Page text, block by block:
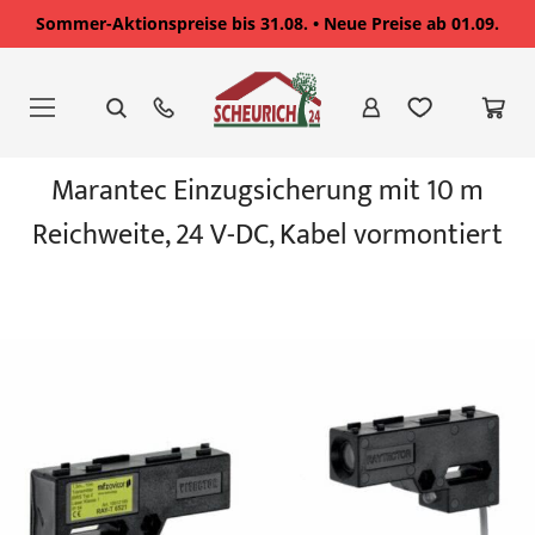
Sommer-Aktionspreise bis 31.08. • Neue Preise ab 01.09.
springen
Bildgalerie
Marantec Einzugsicherung mit 10 m
Reichweite, 24 V-DC, Kabel vormontiert